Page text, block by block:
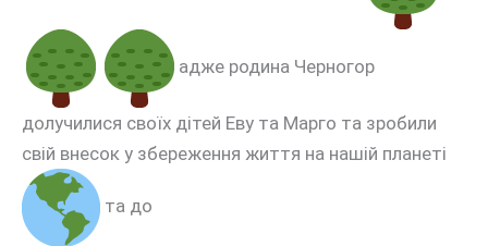
адже родина Черногор
долучилися своїх дітей Еву та Марго та зробили
свій внесок у збереження життя на нашій планеті
та до